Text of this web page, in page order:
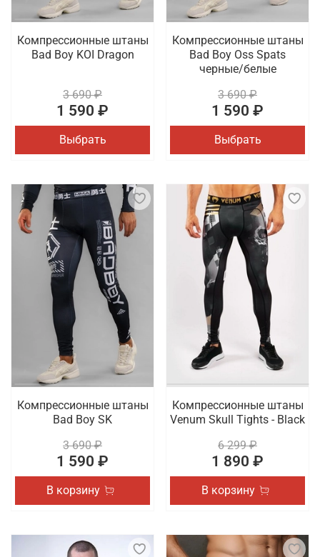
Компрессионные штаны
Bad Boy KOI Dragon
3 690 ₽
1 590 ₽
Выбрать
Компрессионные штаны
Bad Boy Oss Spats
черные/белые
3 690 ₽
1 590 ₽
Выбрать
Компрессионные штаны
Bad Boy SK
3 690 ₽
1 590 ₽
В корзину
Компрессионные штаны
Venum Skull Tights - Black
6 299 ₽
1 890 ₽
В корзину